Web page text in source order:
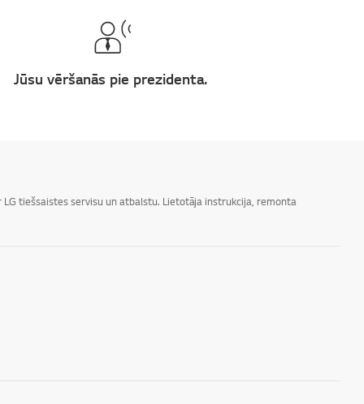
Jūsu vēršanās pie prezidenta.
tiešsaistes servisu un atbalstu. Lietotāja instrukcija, remonta